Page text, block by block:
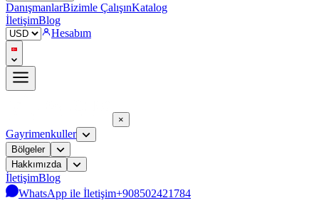
DanışmanlarBizimle ÇalışınKatalog
İletişimBlog
Hesabım
×
Gayrimenkuller
Bölgeler
Hakkımızda
İletişimBlog
WhatsApp ile İletişim+908502421784